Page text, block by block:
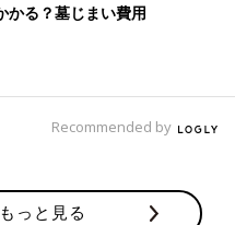
かる？墓じまい費用
Recommended by
っと見る